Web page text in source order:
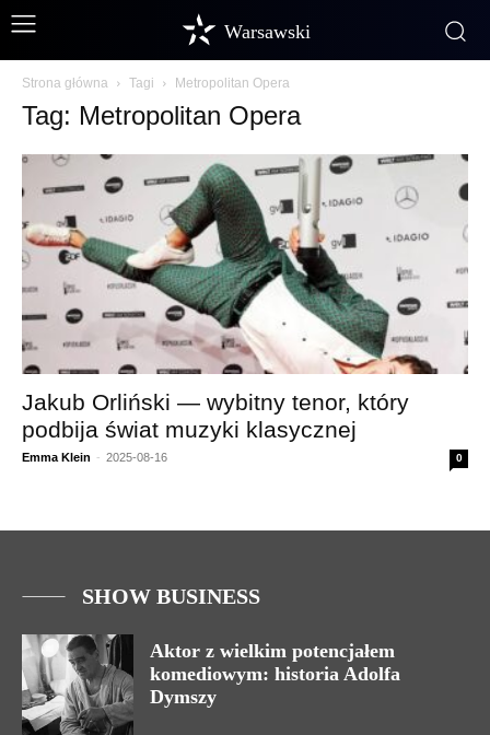
Warsawski
Strona główna Tagi Metropolitan Opera
Tag: Metropolitan Opera
Jakub Orliński — wybitny tenor, który
podbija świat muzyki klasycznej
Emma Klein - 2025-08-16 0
SHOW BUSINESS
Aktor z wielkim potencjałem
komediowym: historia Adolfa
Dymszy